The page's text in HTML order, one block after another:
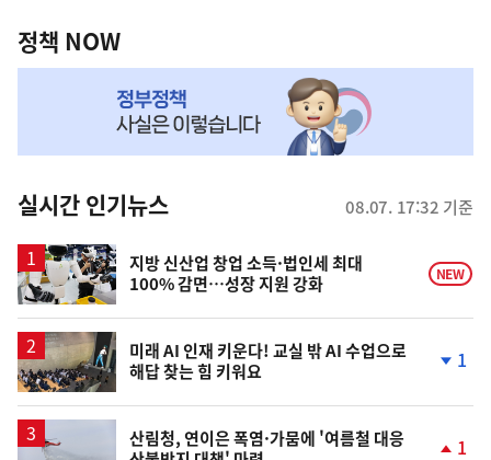
책
NOW,
뉴
스
정책 NOW
실시간 인기뉴스 08.07. 17:32 기준
지방 신산업 창업 소득·법인세 최대
100% 감면…성장 지원 강화
NEW
미래 AI 인재 키운다! 교실 밖 AI 수업으로
해답 찾는 힘 키워요
하
1
산림청, 연이은 폭염·가뭄에 '여름철 대응
1